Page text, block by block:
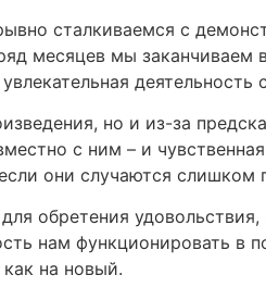
сталкиваемся с
месяцев мы
но и из-за
с ним – и
они случаются слишком
обретения
нам функционировать в
на новый.